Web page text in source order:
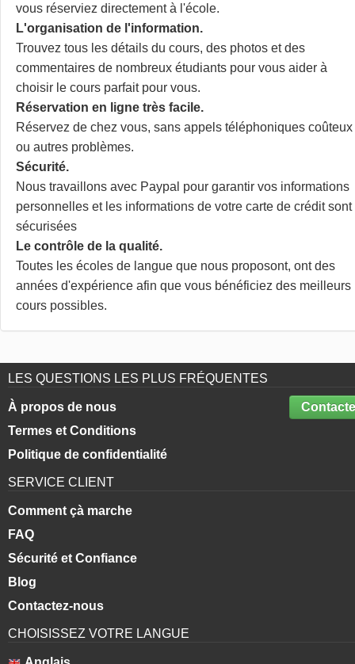
vous réserviez directement à l'école.
L'organisation de l'information.
Trouvez tous les détails du cours, des photos et des
commentaires de nombreux étudiants pour vous aider à
choisir le cours parfait pour vous.
Réservation en ligne très facile.
Réservez de chez vous, sans appels téléphoniques coûteux
ou autres problèmes.
Sécurité.
Nous travaillons avec Paypal pour garantir vos informations
personnelles et les informations de votre carte de crédit sont
sécurisées
Le contrôle de la qualité.
Toutes les écoles de langue que nous proposont, ont des
années d'expérience afin que vous bénéficiez des meilleurs
cours possibles.
LES QUESTIONS LES PLUS FRÉQUENTES
À propos de nous
Termes et Conditions
Politique de confidentialité
SERVICE CLIENT
Comment çà marche
FAQ
Sécurité et Confiance
Blog
Contactez-nous
CHOISISSEZ VOTRE LANGUE